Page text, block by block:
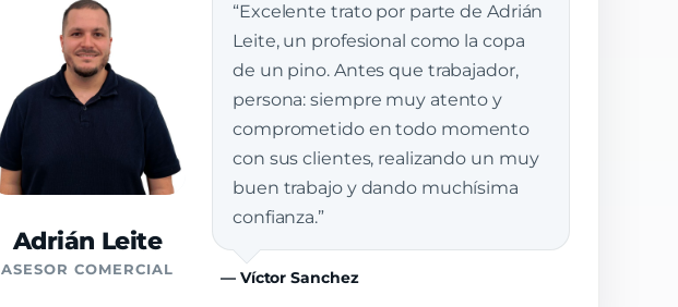
Adrián Leite
ASESOR COMERCIAL
“Excelente trato por parte de Adrián
Leite, un profesional como la copa
de un pino. Antes que trabajador,
persona: siempre muy atento y
comprometido en todo momento
con sus clientes, realizando un muy
buen trabajo y dando muchísima
confianza.”
— Víctor Sanchez